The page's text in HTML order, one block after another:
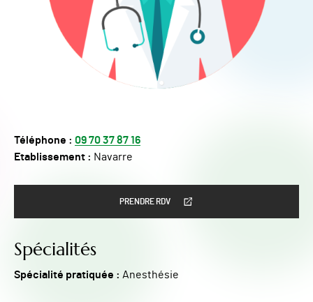
Téléphone : 09 70 37 87 16
Etablissement : Navarre
PRENDRE RDV
Spécialités
Spécialité pratiquée : Anesthésie